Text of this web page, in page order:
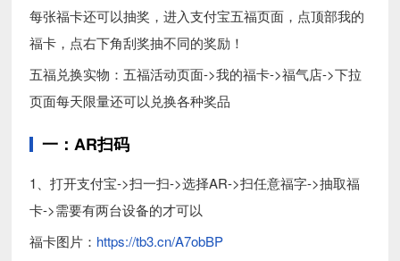
每张福卡还可以抽奖，进入支付宝五福页面，点顶部我的
福卡，点右下角刮奖抽不同的奖励！
五福兑换实物：五福活动页面->我的福卡->福气店->下拉
页面每天限量还可以兑换各种奖品
一：AR扫码
1、打开支付宝->扫一扫->选择AR->扫任意福字->抽取福
卡->需要有两台设备的才可以
福卡图片： https://tb3.cn/A7obBP